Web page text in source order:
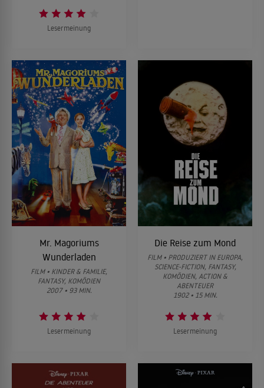
Lesermeinung
Mr. Magoriums
Wunderladen
FILM • KINDER & FAMILIE,
FANTASY, KOMÖDIEN
2007 • 93 MIN.
Lesermeinung
Die Reise zum Mond
FILM • PRODUZIERT IN EUROPA,
SCIENCE-FICTION, FANTASY,
KOMÖDIEN, ACTION &
ABENTEUER
1902 • 15 MIN.
Lesermeinung